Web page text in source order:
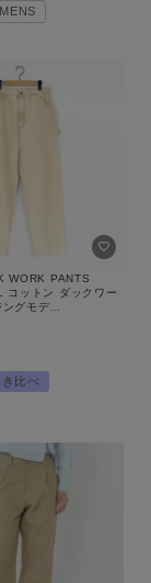
MENS
WORK PANTS
コットン ダックワー
ングモデ
き比べ